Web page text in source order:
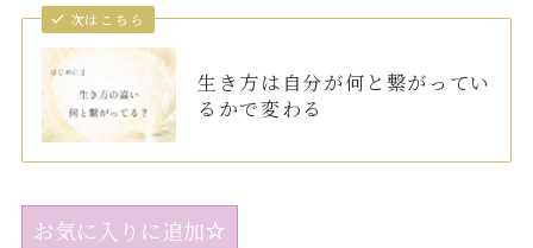
次はこちら
生き方は自分が何と繋がってい
るかで変わる
お気に入りに追加